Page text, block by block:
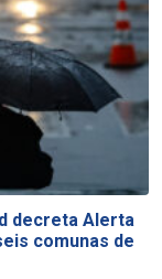
decreta Alerta
comunas de